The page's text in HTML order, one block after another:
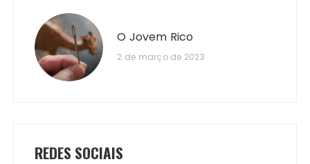
O Jovem Rico
2 de março de 2023
REDES SOCIAIS